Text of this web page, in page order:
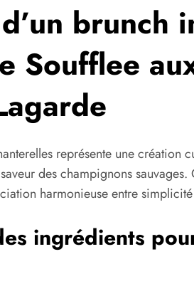
brunch
Soufflee
représente une création
des champignons
harmonieuse entre
ingrédients